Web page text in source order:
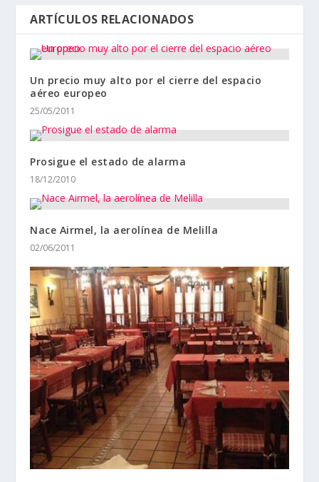
ARTÍCULOS RELACIONADOS
Un precio muy alto por el cierre del espacio
aéreo europeo
25/05/2011
Prosigue el estado de alarma
18/12/2010
Nace Airmel, la aerolínea de Melilla
02/06/2011